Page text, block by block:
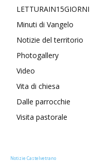
LETTURAIN15GIORNI
Minuti di Vangelo
Notizie del territorio
Photogallery
Video
Vita di chiesa
Dalle parrocchie
Visita pastorale
Notizie Castelvetrano